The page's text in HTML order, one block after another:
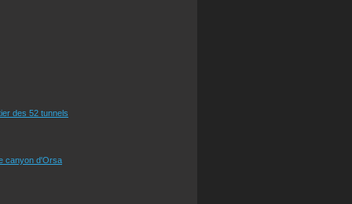
des 52 tunnels
canyon d'Orsa